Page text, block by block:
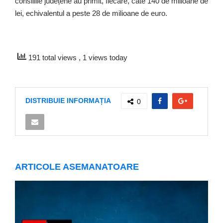
lei, echivalentul a peste 28 de milioane de euro.
191 total views , 1 views today
DISTRIBUIE INFORMAȚIA 0
ARTICOLE ASEMANATOARE